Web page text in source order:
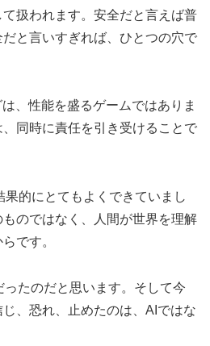
扱われます。安全だと言えば普
と言いすぎれば、ひとつの穴で
、性能を盛るゲームではありま
同時に責任を引き受けることで
果的にとてもよくできていまし
のではなく、人間が世界を理解
です。
ったのだと思います。そして今
、恐れ、止めたのは、AIではな